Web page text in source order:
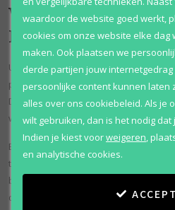
Waarom kiezen
Homme?
Usher heeft met Homme een
perfect past bij mannen die houden
De parfum is ideaal voor werk,
waarbij je verzorgd wilt ruiken zonder
Binnen de collectie van Usher staat
toegankelijke karakter en frisse
blijft deze geur populair bij mannen
designerparfum met een moderne en
waardoor de website goed werkt,
cookies om onze website elke
maken. Ook plaatsen we
derde partijen jouw
persoonlijke content kunnen laten
alles over ons cookiebeleid. Als je
wilt gebruiken, dan is het nodig
Indien je kiest voorweigeren
en analytische cookies.